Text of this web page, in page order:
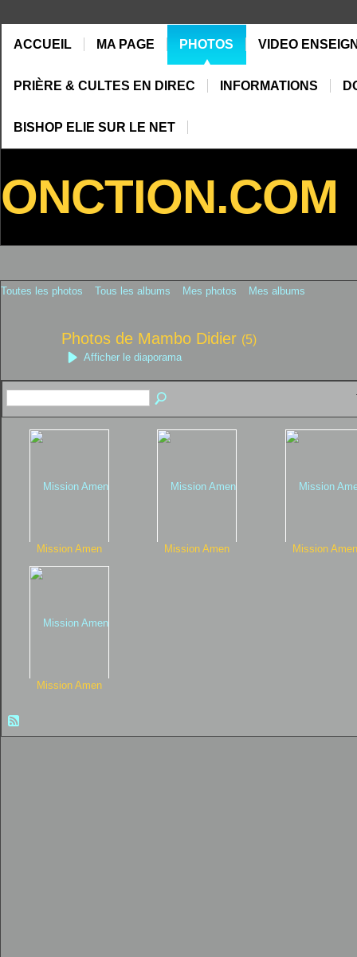
ACCUEIL MA PAGE PHOTOS VIDEO
PRIÈRE & CULTES EN DIREC INFORMATIONS
BISHOP ELIE SUR LE NET
ONCTION.COM
Toutes les photos Tous les albums Mes photos Mes albums
Photos de Mambo Didier (5)
Afficher le diaporama
Mission Amen Mission Amen Mission Amen
Mission Amen